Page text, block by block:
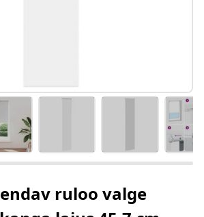
ruloo valge